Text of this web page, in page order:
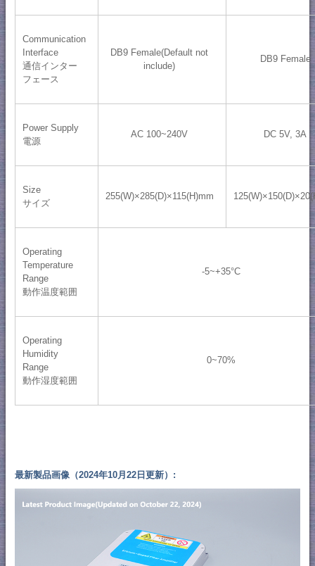
Communication
Interface
通信インター
フェース
DB9 Female(Default not
include)
DB9 Female
Power Supply
電源
AC 100~240V DC 5V, 3A
Size
サイズ
255(W)×285(D)×115(H)mm
Operating
Temperature
Range
動作温度範囲
-5~+35°C
Operating
Humidity
Range
動作湿度範囲
0~70%
最新製品画像（2024年10月22日更新）: